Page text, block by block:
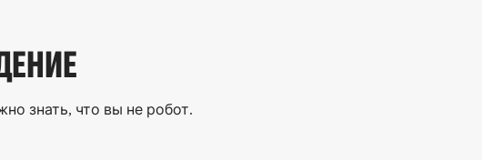
знать, что вы не робот.